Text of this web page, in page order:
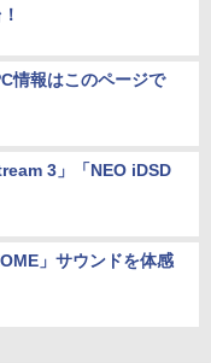
情報はこのページで
3」「NEO iDSD
」サウンドを体感